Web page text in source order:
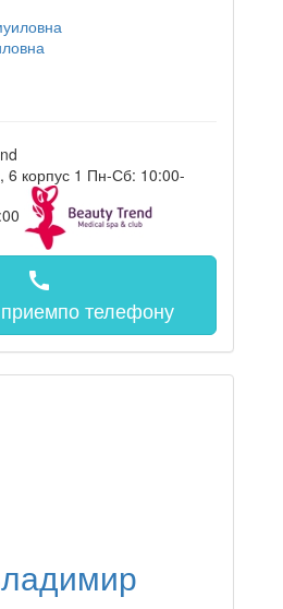
корпус 1 Пн-Сб: 10:00-
call
по телефону